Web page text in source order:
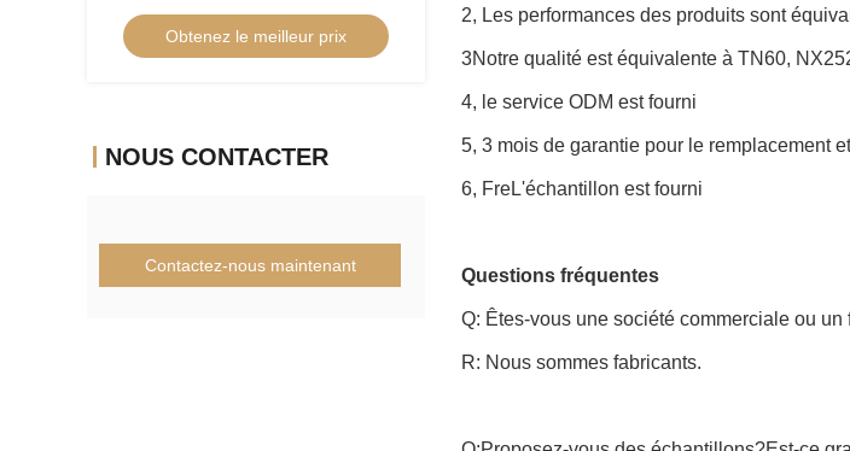
tournage CNC inserts de tournage
Cermet pour une machine CNC dans
un disjoncteur 5FG
Obtenez le meilleur prix
NOUS CONTACTER
Contactez-nous maintenant
2, Les performances des produits sont
3Notre qualité est équivalente à TN60,
4, le service ODM est fourni
5, 3 mois de garantie pour le remplacement
6, FreL'échantillon est fourni
Questions fréquentes
Q: Êtes-vous une société commerciale ou un
R: Nous sommes fabricants.